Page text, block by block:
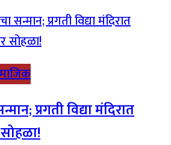
प्रगती विद्या मंदिरात